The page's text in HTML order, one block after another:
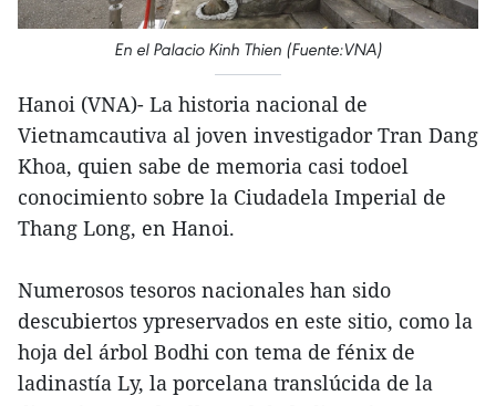
En el Palacio Kinh Thien (Fuente:VNA)
Hanoi (VNA)- La historia nacional de
Vietnamcautiva al joven investigador Tran Dang
Khoa, quien sabe de memoria casi todoel
conocimiento sobre la Ciudadela Imperial de
Thang Long, en Hanoi.
Numerosos tesoros nacionales han sido
descubiertos ypreservados en este sitio, como la
hoja del árbol Bodhi con tema de fénix de
ladinastía Ly, la porcelana translúcida de la